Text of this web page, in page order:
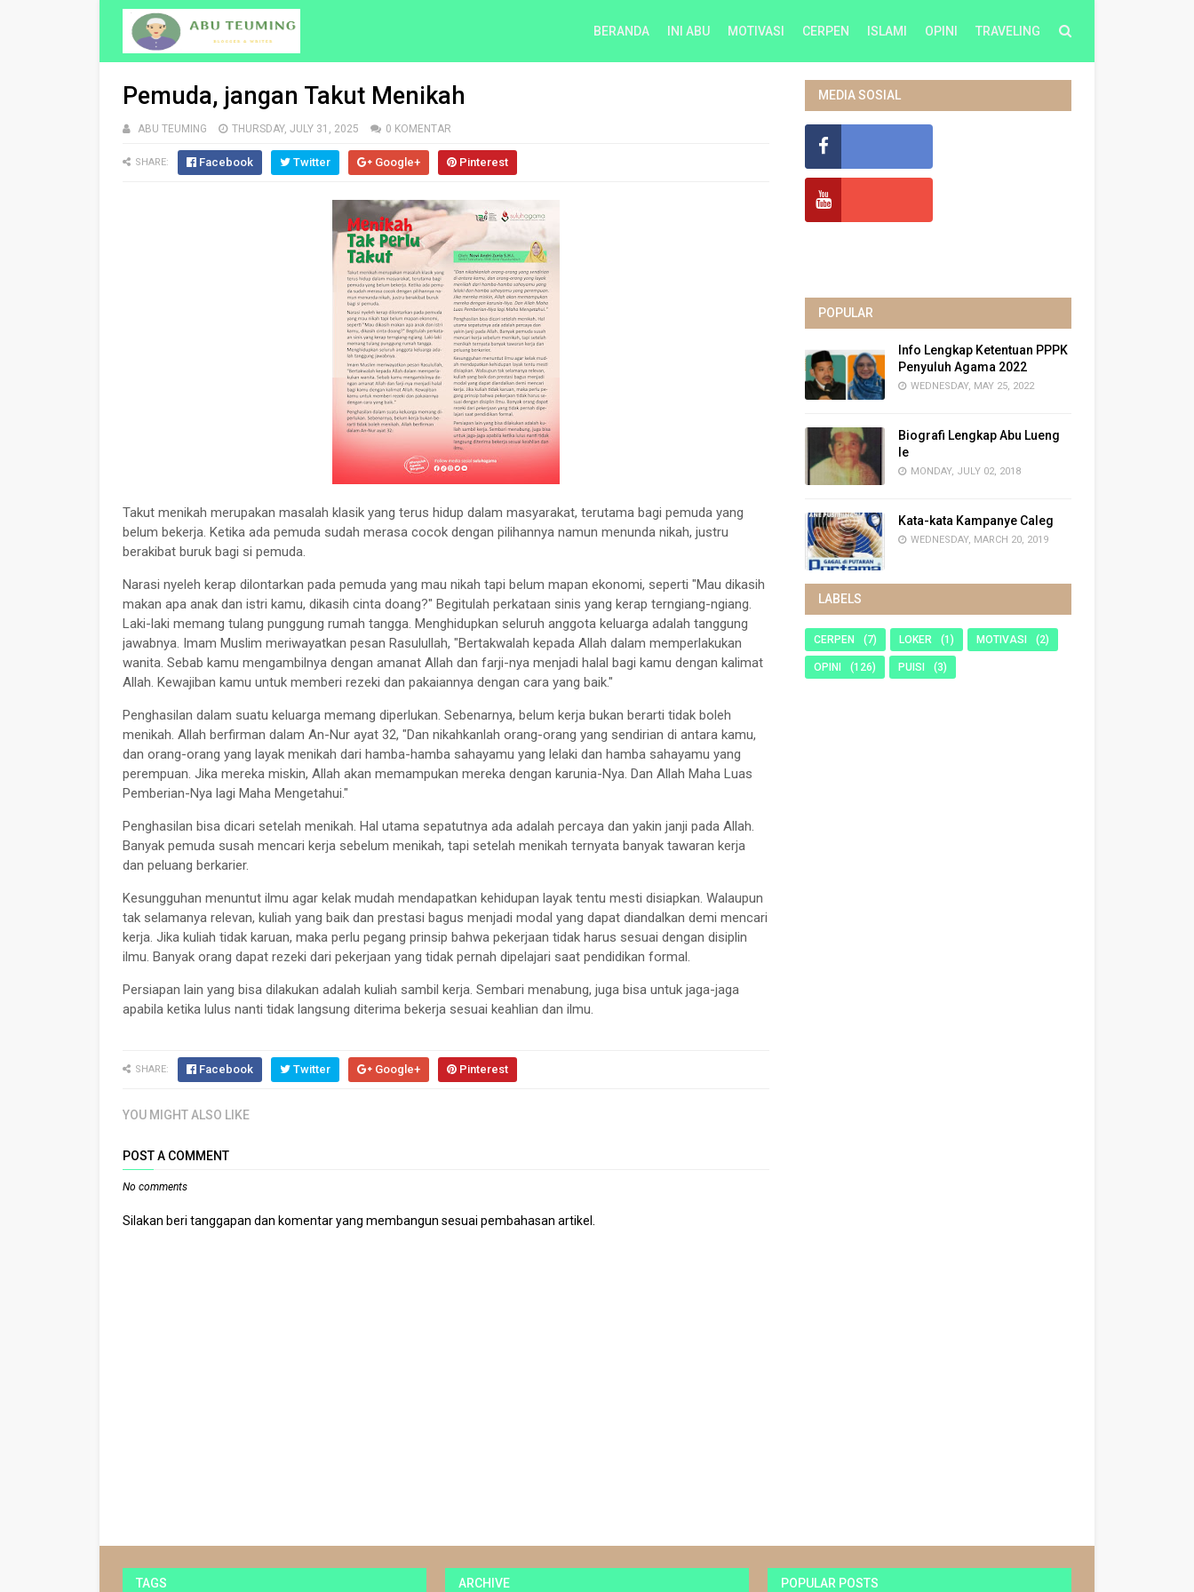
BERANDA INI ABU MOTIVASI CERPEN ISLAMI OPINI TRAVELING
Pemuda, jangan Takut Menikah
ABU TEUMING THURSDAY, JULY 31, 2025 0 KOMENTAR
SHARE: Facebook Twitter Google+ Pinterest
Takut menikah merupakan masalah klasik yang terus hidup dalam masyarakat, terutama bagi pemuda yang
belum bekerja. Ketika ada pemuda sudah merasa cocok dengan pilihannya namun menunda nikah, justru
berakibat buruk bagi si pemuda.
Narasi nyeleh kerap dilontarkan pada pemuda yang mau nikah tapi belum mapan ekonomi, seperti "Mau dikasih
makan apa anak dan istri kamu, dikasih cinta doang?" Begitulah perkataan sinis yang kerap terngiang-ngiang.
Laki-laki memang tulang punggung rumah tangga. Menghidupkan seluruh anggota keluarga adalah tanggung
jawabnya. Imam Muslim meriwayatkan pesan Rasulullah, "Bertakwalah kepada Allah dalam memperlakukan
wanita. Sebab kamu mengambilnya dengan amanat Allah dan farji-nya menjadi halal bagi kamu dengan kalimat
Allah. Kewajiban kamu untuk memberi rezeki dan pakaiannya dengan cara yang baik."
Penghasilan dalam suatu keluarga memang diperlukan. Sebenarnya, belum kerja bukan berarti tidak boleh
menikah. Allah berfirman dalam An-Nur ayat 32, "Dan nikahkanlah orang-orang yang sendirian di antara kamu,
dan orang-orang yang layak menikah dari hamba-hamba sahayamu yang lelaki dan hamba sahayamu yang
perempuan. Jika mereka miskin, Allah akan memampukan mereka dengan karunia-Nya. Dan Allah Maha Luas
Pemberian-Nya lagi Maha Mengetahui."
Penghasilan bisa dicari setelah menikah. Hal utama sepatutnya ada adalah percaya dan yakin janji pada Allah.
Banyak pemuda susah mencari kerja sebelum menikah, tapi setelah menikah ternyata banyak tawaran kerja
dan peluang berkarier.
Kesungguhan menuntut ilmu agar kelak mudah mendapatkan kehidupan layak tentu mesti disiapkan. Walaupun
tak selamanya relevan, kuliah yang baik dan prestasi bagus menjadi modal yang dapat diandalkan demi mencari
kerja. Jika kuliah tidak karuan, maka perlu pegang prinsip bahwa pekerjaan tidak harus sesuai dengan disiplin
ilmu. Banyak orang dapat rezeki dari pekerjaan yang tidak pernah dipelajari saat pendidikan formal.
Persiapan lain yang bisa dilakukan adalah kuliah sambil kerja. Sembari menabung, juga bisa untuk jaga-jaga
apabila ketika lulus nanti tidak langsung diterima bekerja sesuai keahlian dan ilmu.
SHARE: Facebook Twitter Google+ Pinterest
YOU MIGHT ALSO LIKE
POST A COMMENT
No comments
Silakan beri tanggapan dan komentar yang membangun sesuai pembahasan artikel.
MEDIA SOSIAL
POPULAR
Info Lengkap Ketentuan PPPK
Penyuluh Agama 2022
WEDNESDAY, MAY 25, 2022
Biografi Lengkap Abu Lueng
Ie
MONDAY, JULY 02, 2018
Kata-kata Kampanye Caleg
WEDNESDAY, MARCH 20, 2019
LABELS
CERPEN (7) LOKER (1) MOTIVASI (2)
OPINI (126) PUISI (3)
TAGS ARCHIVE POPULAR POSTS